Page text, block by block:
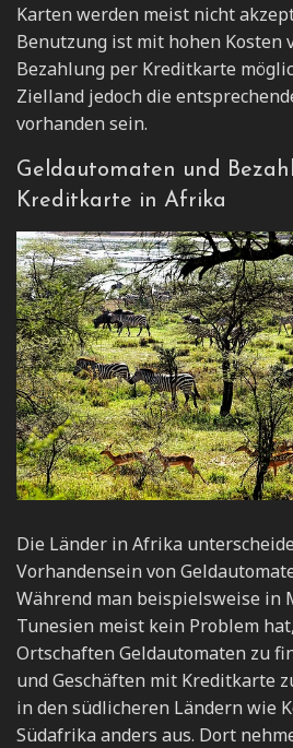
Karten werden meist nicht
Benutzung ist mit hohen Kosten
Bezahlung per Kreditkarte
Zielland jedoch die
vorhanden sein.
Geldautomaten und
Kreditkarte in Afrika
Die Länder in Afrika
Vorhandensein von
Während man beispielsweise in
Tunesien meist kein Problem
Ortschaften Geldautomaten zu
und Geschäften mit Kreditkarte
in den südlicheren Ländern wie
Südafrika anders aus. Dort